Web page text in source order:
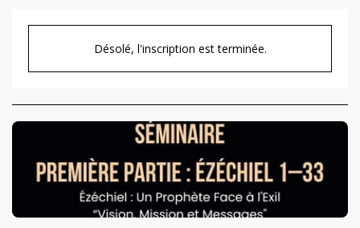
Désolé, l'inscription est terminée.